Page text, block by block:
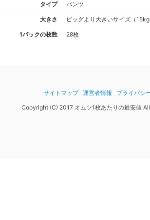
タイプ パンツ
大きさ ビッグより大きいサイズ （
1パックの枚数 28枚
サイトマップ 運営者情報
プライバシ
Copyright (C) 2017 オムツ1枚あたりの最安値